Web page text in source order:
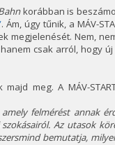
korábban is
. Ám, úgy tűnik, a MÁV-
megjelenését. Nem,
csak arról, hogy
meg. A MÁV-
felmérést annak
Az utasok
bemutatja,